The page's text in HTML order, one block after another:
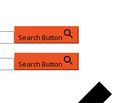
Search Button
Search Button